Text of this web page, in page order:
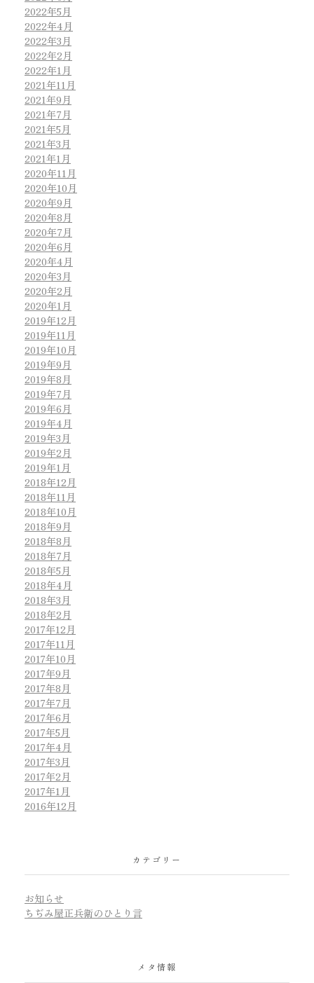
2022年5月
2022年4月
2022年3月
2022年2月
2022年1月
2021年11月
2021年9月
2021年7月
2021年5月
2021年3月
2021年1月
2020年11月
2020年10月
2020年9月
2020年8月
2020年7月
2020年6月
2020年4月
2020年3月
2020年2月
2020年1月
2019年12月
2019年11月
2019年10月
2019年9月
2019年8月
2019年7月
2019年6月
2019年4月
2019年3月
2019年2月
2019年1月
2018年12月
2018年11月
2018年10月
2018年9月
2018年8月
2018年7月
2018年5月
2018年4月
2018年3月
2018年2月
2017年12月
2017年11月
2017年10月
2017年9月
2017年8月
2017年7月
2017年6月
2017年5月
2017年4月
2017年3月
2017年2月
2017年1月
2016年12月
カテゴリー
お知らせ
ちぢみ屋正兵衛のひとり言
メタ情報